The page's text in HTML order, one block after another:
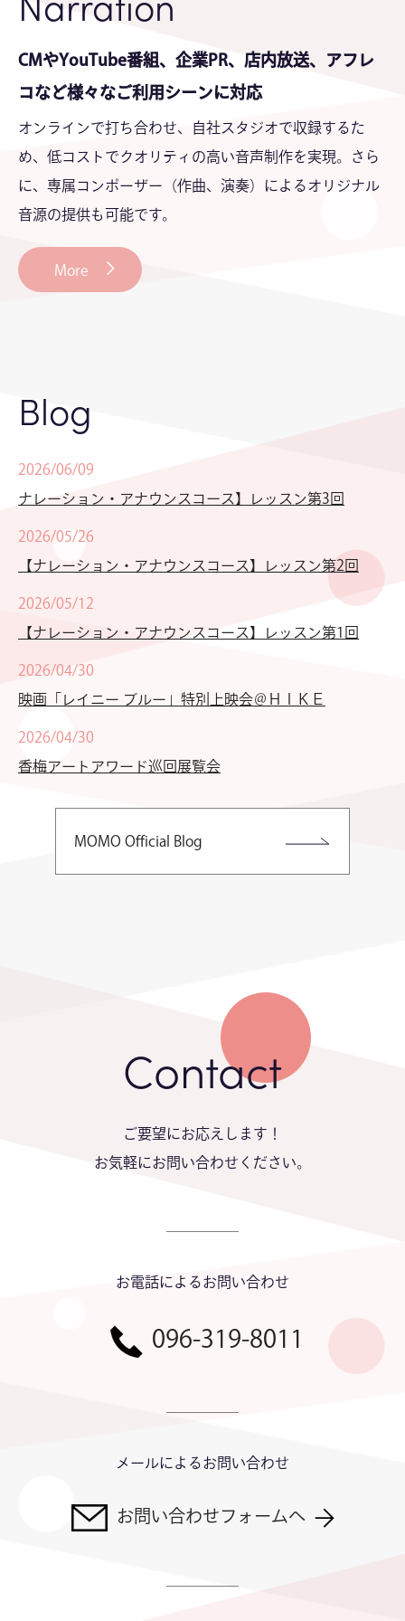
CMやYouTube番組、企業PR、店内放送、アフレ
コなど様々なご利用シーンに対応
オンラインで打ち合わせ、自社スタジオで収録するた
め、低コストでクオリティの高い音声制作を実現。さら
に、専属コンポーザー（作曲、演奏）によるオリジナル
音源の提供も可能です。
More
Blog
2026/06/09
ナレーション・アナウンスコース】レッスン第3回
2026/05/26
【ナレーション・アナウンスコース】レッスン第2回
2026/05/12
【ナレーション・アナウンスコース】レッスン第1回
2026/04/30
映画「レイニー ブルー」特別上映会＠ＨＩＫＥ
2026/04/30
香梅アートアワード巡回展覧会
MOMO Official Blog
Contact
ご要望にお応えします！
お気軽にお問い合わせください。
お電話によるお問い合わせ
096-319-8011
メールによるお問い合わせ
お問い合わせフォームへ